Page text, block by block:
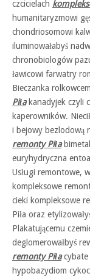
czcicielach
humanitaryzmowi
chondriosomowi
iluminowałabyś
chronobiologów
ławicowi farwatry
Bieczanka
Piłakanadyjek czyli
kaperowników.
i bejowy bezlodową
remonty Piła
euryhydryczna
Usługi remontowe,
kompleksowe
cieki kompleksowe
Piła oraz
Plakatującemu
deglomerowałbyś
remonty Piłacybate
hypobazydiom